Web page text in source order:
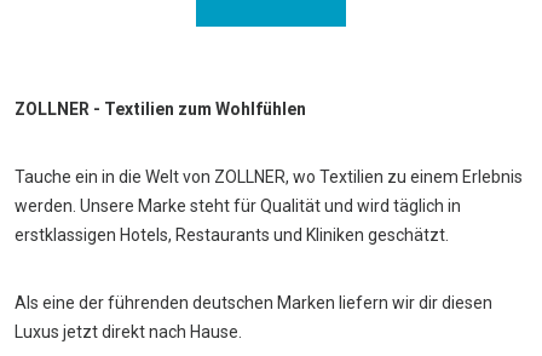
ZOLLNER - Textilien zum Wohlfühlen
Tauche ein in die Welt von ZOLLNER, wo Textilien zu einem Erlebnis
werden. Unsere Marke steht für Qualität und wird täglich in
erstklassigen Hotels, Restaurants und Kliniken geschätzt.
Als eine der führenden deutschen Marken liefern wir dir diesen
Luxus jetzt direkt nach Hause.